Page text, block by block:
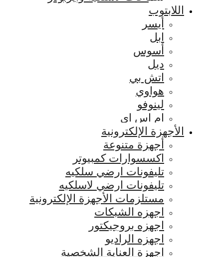
اللابتوب
أيسر
ابل
أسوس
ديل
اتش بي
هواوي
لينوفو
ام اس اي
الأجهزة الإلكترونية
أجهزة متنوعة
اكسسوارات كمبيوتر
تليفونات ارضي سلكيه
تليفونات ارضي لاسلكيه
مستلزمات الأجهزة الإلكترونية
اجهزه الشبكات
اجهزه بروجيكتور
اجهزه الراديو
اجهزة العناية الشخصية